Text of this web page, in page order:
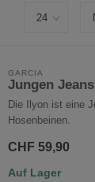
GARCIA
Jungen
Die Ilyon ist eine
Hosenbeinen.
CHF 59,90
Auf Lager